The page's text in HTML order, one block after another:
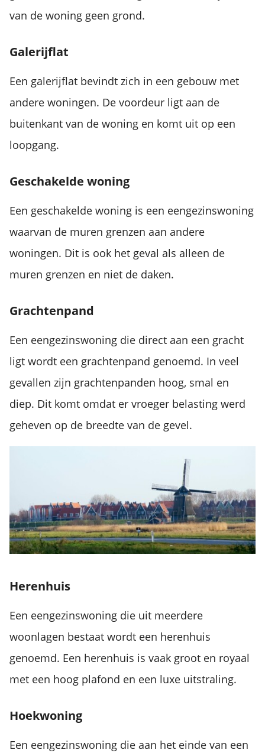
van de woning geen grond.
Galerijflat
Een galerijflat bevindt zich in een gebouw met
andere woningen. De voordeur ligt aan de
buitenkant van de woning en komt uit op een
loopgang.
Geschakelde woning
Een geschakelde woning is een eengezinswoning
waarvan de muren grenzen aan andere
woningen. Dit is ook het geval als alleen de
muren grenzen en niet de daken.
Grachtenpand
Een eengezinswoning die direct aan een gracht
ligt wordt een grachtenpand genoemd. In veel
gevallen zijn grachtenpanden hoog, smal en
diep. Dit komt omdat er vroeger belasting werd
geheven op de breedte van de gevel.
Herenhuis
Een eengezinswoning die uit meerdere
woonlagen bestaat wordt een herenhuis
genoemd. Een herenhuis is vaak groot en royaal
met een hoog plafond en een luxe uitstraling.
Hoekwoning
Een eengezinswoning die aan het einde van een